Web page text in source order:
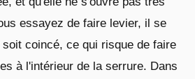
essayez de faire levier, il se
coincé, ce qui risque de faire
à l'intérieur de la serrure. Dans